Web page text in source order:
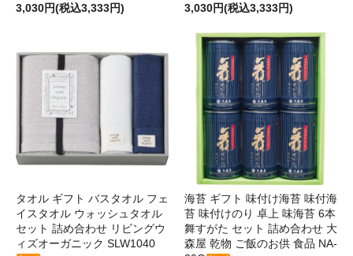
3,030円(税込3,333円)
3,030円(税込3,333円)
タオル ギフト バスタオル フェ
イスタオル ウォッシュタオル
セット 詰め合わせ リビングウ
ィズオーガニック SLW1040
海苔 ギフト 味付け海苔 味付海
苔 味付けのり 卓上 味海苔 6本
舞すがた セット 詰め合わせ 大
森屋 乾物 ご飯のお供 食品 NA-